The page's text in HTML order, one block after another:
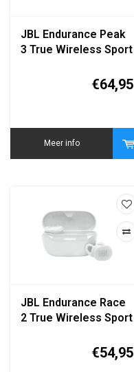
JBL Endurance Peak
3 True Wireless Sport
€64,95
Meer info
JBL Endurance Race
2 True Wireless Sport
€54,95